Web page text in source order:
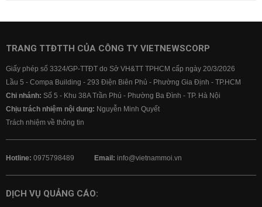
TRANG TTĐTTH CỦA CÔNG TY VIETNEWSCORP
Giấy phép số 3324/GP-TTĐT do Sở VH&TT TPHCM cấp ngày 20/3/2026
Lầu 5 - Compa Building - 293 Điện Biên Phủ - Phường Gia Định - TP.HCM
Chi nhánh: Số 5 - Khu 38A Trần Phú - Phường Ba Đình - TP. Hà Nội
Chịu trách nhiệm nội dung: Nguyễn Minh Quyết
Trách nhiệm về thông tin
Hotline: 0975798489 Email: info@vietnammoi.vn
DỊCH VỤ QUẢNG CÁO: